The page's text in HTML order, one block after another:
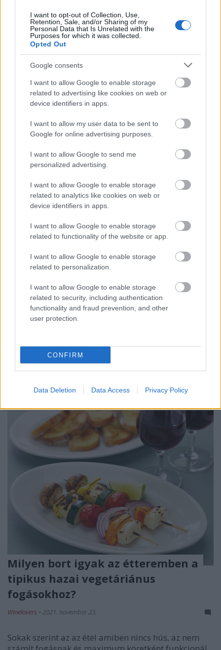
I want to opt-out of Collection, Use,
Retention, Sale, and/or Sharing of my
Personal Data that Is Unrelated with the
Purposes for which it was collected.
Opted Out
Google consents
I want to allow Google to enable storage
related to advertising like cookies on web or
device identifiers in apps.
I want to allow my user data to be sent to
Google for online advertising purposes.
I want to allow Google to send me
personalized advertising.
I want to allow Google to enable storage
related to analytics like cookies on web or
device identifiers in apps.
I want to allow Google to enable storage
related to functionality of the website or app.
I want to allow Google to enable storage
related to personalization.
I want to allow Google to enable storage
related to security, including authentication
functionality and fraud prevention, and other
user protection.
CONFIRM
Data Deletion Data Access Privacy Policy
Noha a fehér karácsony iránti gyermeki vágyunkat
sajnos úgy néz ki, idén is el kell, hogy engedjük,
bordó még lehet a karácsonyunk, sőt: bordóit.
Melléjük pedig ínycsiklandó karácsonyi figásokat
mutatunk.
Szik Mátyás háromszoros sommelier bajnok
videón meséli el a bor szervírozás alapjait.
Winelovers•2021. november 28.
A bor.hu oldalon a Bor a vendéglátásban kurzus 11
oktatóvideóját érheted el. A rövid videók
alapokkal, képbe hoznak arról, hogyan kell kóstolni
és értékelni a borokat, bemutatják a hazai
borrégiókat, azok gasztronómiai sajátosságait. A
Milyen bort igyak az étteremben a
tipikus hazai vegetáriánus
fogásokhoz?
Winelovers • 2021. november 23.
Sokak szerint az az étel amiben nincs hús, az nem